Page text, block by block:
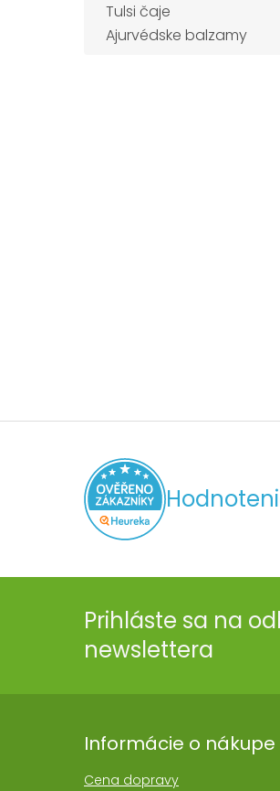
Tulsi čaje
Ajurvédske balzamy
Prihláste sa na
newslettera
Informácie o nákupe
Cena dopravy